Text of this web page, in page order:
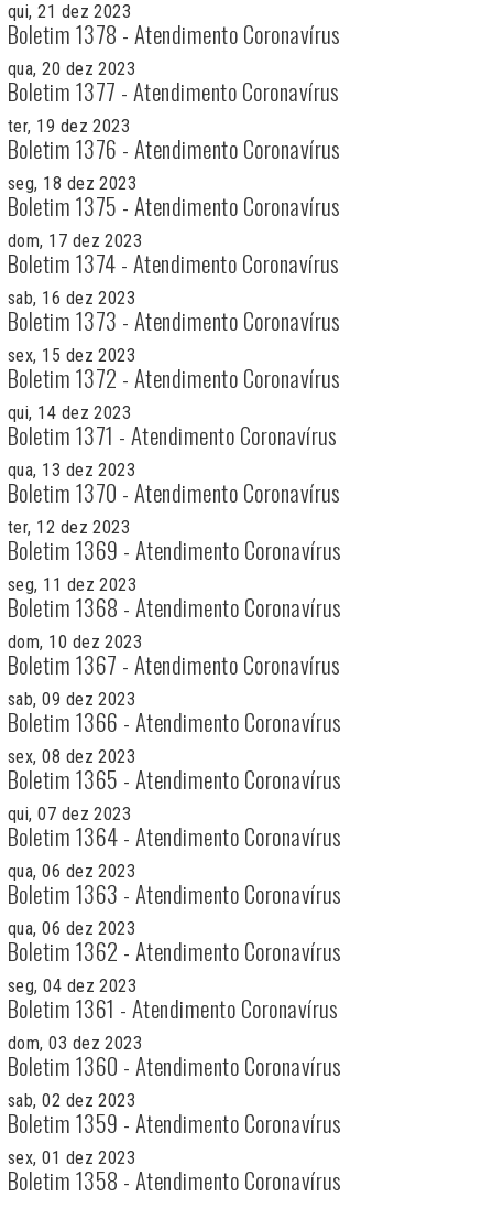
qui, 21 dez 2023
Boletim 1378 - Atendimento Coronavírus
qua, 20 dez 2023
Boletim 1377 - Atendimento Coronavírus
ter, 19 dez 2023
Boletim 1376 - Atendimento Coronavírus
seg, 18 dez 2023
Boletim 1375 - Atendimento Coronavírus
dom, 17 dez 2023
Boletim 1374 - Atendimento Coronavírus
sab, 16 dez 2023
Boletim 1373 - Atendimento Coronavírus
sex, 15 dez 2023
Boletim 1372 - Atendimento Coronavírus
qui, 14 dez 2023
Boletim 1371 - Atendimento Coronavírus
qua, 13 dez 2023
Boletim 1370 - Atendimento Coronavírus
ter, 12 dez 2023
Boletim 1369 - Atendimento Coronavírus
seg, 11 dez 2023
Boletim 1368 - Atendimento Coronavírus
dom, 10 dez 2023
Boletim 1367 - Atendimento Coronavírus
sab, 09 dez 2023
Boletim 1366 - Atendimento Coronavírus
sex, 08 dez 2023
Boletim 1365 - Atendimento Coronavírus
qui, 07 dez 2023
Boletim 1364 - Atendimento Coronavírus
qua, 06 dez 2023
Boletim 1363 - Atendimento Coronavírus
qua, 06 dez 2023
Boletim 1362 - Atendimento Coronavírus
seg, 04 dez 2023
Boletim 1361 - Atendimento Coronavírus
dom, 03 dez 2023
Boletim 1360 - Atendimento Coronavírus
sab, 02 dez 2023
Boletim 1359 - Atendimento Coronavírus
sex, 01 dez 2023
Boletim 1358 - Atendimento Coronavírus